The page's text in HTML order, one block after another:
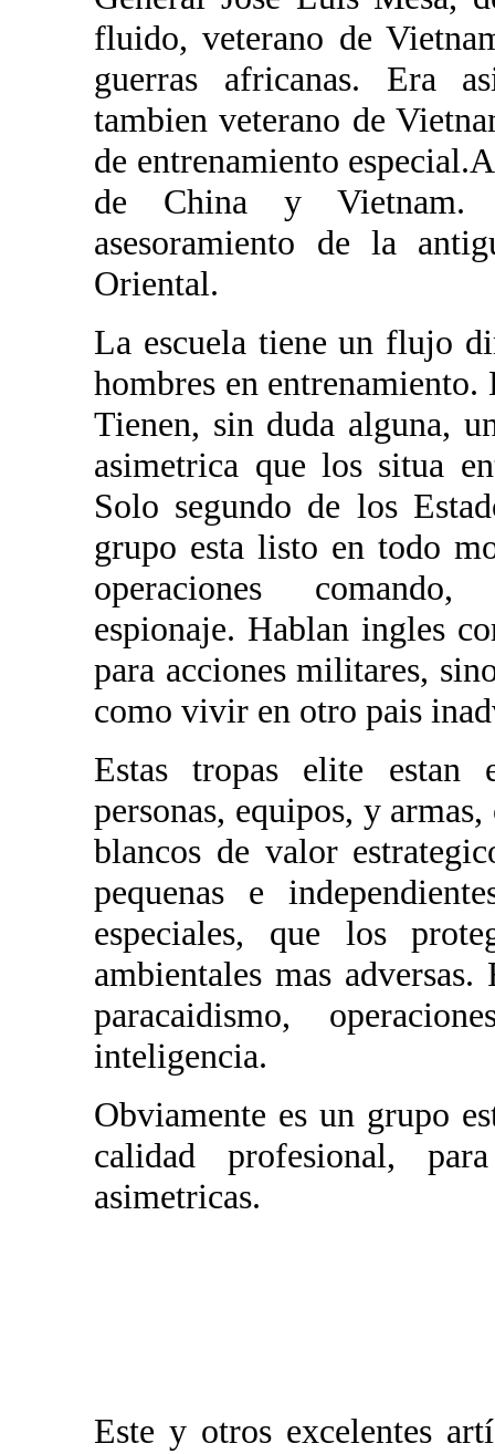
fluido, veterano de
guerras africanas. Era
tambien veterano de
de entrenamiento
de China y Vietnam.
asesoramiento de la
Oriental.
La escuela tiene un flujo
hombres en
Tienen, sin duda alguna,
asimetrica que los situa
Solo segundo de los
grupo esta listo en todo
operaciones comando,
espionaje. Hablan ingles
para acciones militares,
como vivir en otro pais
Estas tropas elite estan
personas, equipos, y
blancos de valor
pequenas e
especiales, que los
ambientales mas
paracaidismo,
inteligencia.
Obviamente es un grupo
calidad profesional,
asimetricas.
Este y otros excelentes